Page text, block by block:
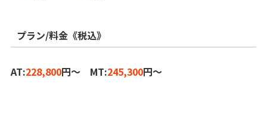
プラン/料金《税込》
AT:228,800円～ MT:245,300円～